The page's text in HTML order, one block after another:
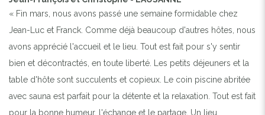
« Fin mars, nous avons passé une semaine formidable chez
Jean-Luc et Franck. Comme déjà beaucoup d'autres hôtes, nous
avons apprécié l'accueil et le lieu. Tout est fait pour s'y sentir
bien et décontractés, en toute liberté. Les petits déjeuners et la
table d'hôte sont succulents et copieux. Le coin piscine abritée
avec sauna est parfait pour la détente et la relaxation. Tout est fait
pour la bonne humeur, l'échange et le partage. Un lieu